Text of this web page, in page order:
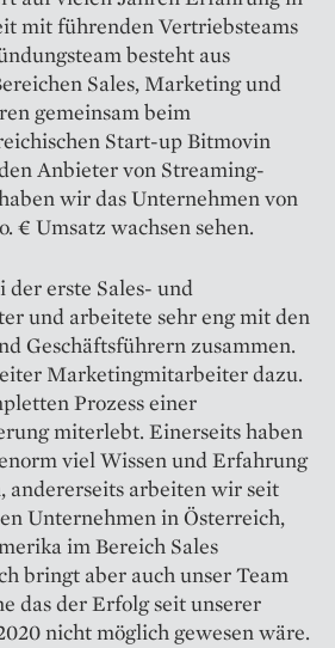
mit führenden Vertriebsteams
besteht aus
Sales, Marketing und
gemeinsam beim
Start-up Bitmovin
Anbieter von Streaming-
wir das Unternehmen von
€ Umsatz wachsen sehen.
der erste Sales- und
und arbeitete sehr eng mit den
Geschäftsführern zusammen.
Marketingmitarbeiter dazu.
Prozess einer
miterlebt. Einerseits haben
viel Wissen und Erfahrung
andererseits arbeiten wir seit
Unternehmen in Österreich,
im Bereich Sales
bringt aber auch unser Team
das der Erfolg seit unserer
nicht möglich gewesen wäre.